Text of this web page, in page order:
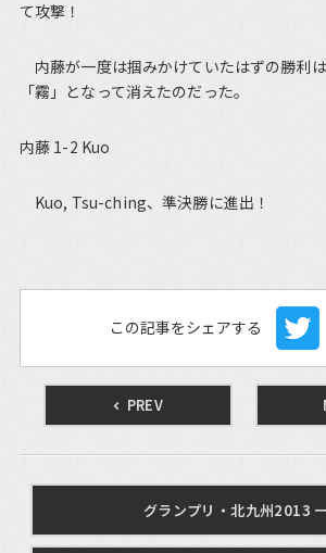
て攻撃！
内藤が一度は掴みかけていたはずの勝利は
「霧」となって消えたのだった。
内藤 1-2 Kuo
Kuo, Tsu-ching、準決勝に進出！
この記事をシェアする
PREV
グランプリ・北九州2013